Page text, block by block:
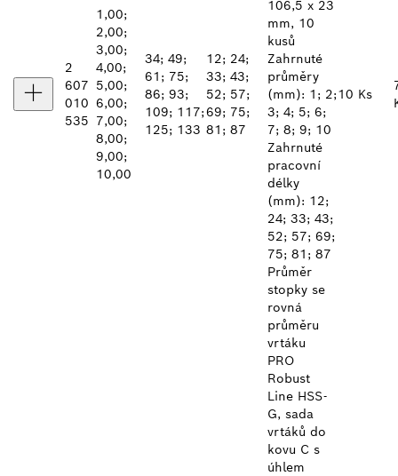
2
607
010
535
1,00;
2,00;
3,00;
4,00;
5,00;
6,00;
7,00;
8,00;
9,00;
10,00
34; 49;
61; 75;
86; 93;
109; 117;
125; 133
12; 24;
33; 43;
52; 57;
69; 75;
81; 87
106,5 x 23
mm, 10
kusů
Zahrnuté
průměry
(mm): 1; 2;
3; 4; 5; 6;
7; 8; 9; 10
Zahrnuté
pracovní
délky
(mm): 12;
24; 33; 43;
52; 57; 69;
75; 81; 87
Průměr
stopky se
rovná
průměru
vrtáku
10 Ks
PRO
Robust
Line HSS-
G, sada
vrtáků do
kovu C s
úhlem